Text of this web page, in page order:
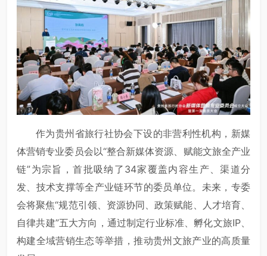
作为贵州省旅行社协会下设的非营利性机构，新媒
体营销专业委员会以“整合新媒体资源、赋能文旅全产业
链”为宗旨，首批吸纳了34家覆盖内容生产、渠道分
发、技术支撑等全产业链环节的委员单位。未来，专委
会将聚焦“规范引领、资源协同、政策赋能、人才培育、
自律共建”五大方向，通过制定行业标准、孵化文旅IP、
构建全域营销生态等举措，推动贵州文旅产业的高质量